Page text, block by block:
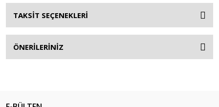
TAKSİT SEÇENEKLERİ
ÖNERİLERİNİZ